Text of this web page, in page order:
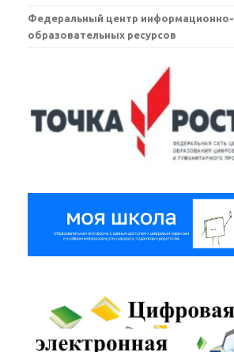
Федеральный центр информационно-
образовательных ресурсов